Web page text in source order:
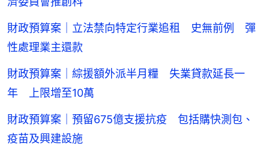
財政預算案｜立法禁向特定行業追租 史無前例 彈
性處理業主還款
財政預算案｜綜援額外派半月糧 失業貸款延長一
年 上限增至10萬
財政預算案｜預留675億支援抗疫 包括購快測包、
疫苗及興建設施